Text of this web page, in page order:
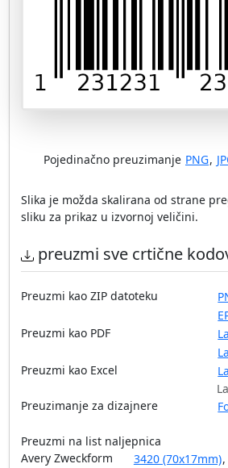
Pojedinačno preuzimanje PNG,
Slika je možda skalirana od strane
sliku za prikaz u izvornoj veličini.
preuzmi sve crtične
Preuzmi kao ZIP datoteku
Preuzmi kao PDF
Preuzmi kao Excel
Preuzimanje za dizajnere
Preuzmi na list naljepnica
Avery Zweckform
3420 (70x17mm),